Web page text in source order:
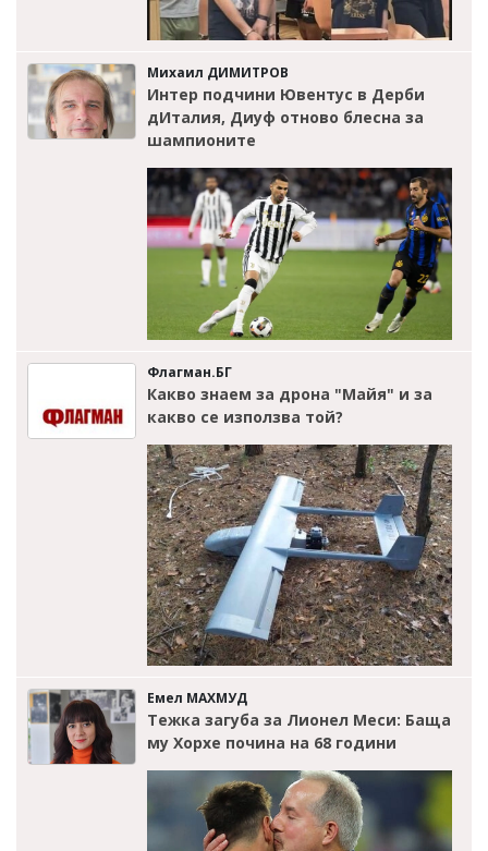
Михаил ДИМИТРОВ
Интер подчини Ювентус в Дерби
дИталия, Диуф отново блесна за
шампионите
Флагман.БГ
Какво знаем за дрона "Майя" и за
какво се използва той?
Емел МАХМУД
Тежка загуба за Лионел Меси: Баща
му Хорхе почина на 68 години